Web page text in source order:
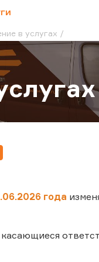
в услугах
года